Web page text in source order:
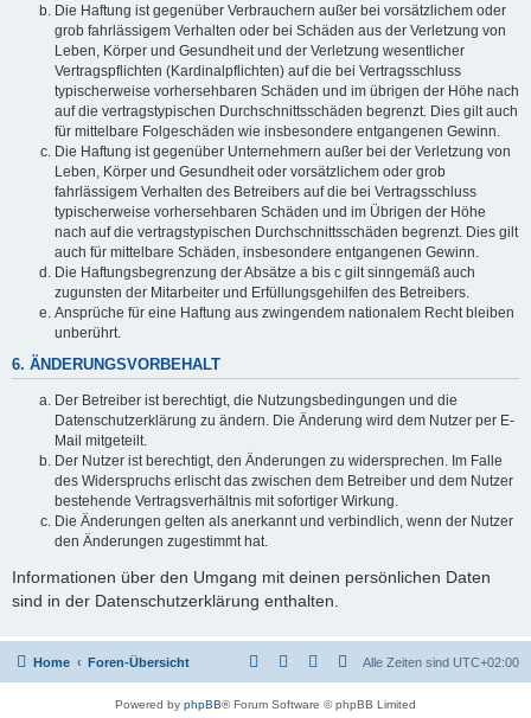
Die Haftung ist gegenüber Verbrauchern außer bei vorsätzlichem oder
grob fahrlässigem Verhalten oder bei Schäden aus der Verletzung von
Leben, Körper und Gesundheit und der Verletzung wesentlicher
Vertragspflichten (Kardinalpflichten) auf die bei Vertragsschluss
typischerweise vorhersehbaren Schäden und im übrigen der Höhe nach
auf die vertragstypischen Durchschnittsschäden begrenzt. Dies gilt auch
für mittelbare Folgeschäden wie insbesondere entgangenen Gewinn.
Die Haftung ist gegenüber Unternehmern außer bei der Verletzung von
Leben, Körper und Gesundheit oder vorsätzlichem oder grob
fahrlässigem Verhalten des Betreibers auf die bei Vertragsschluss
typischerweise vorhersehbaren Schäden und im Übrigen der Höhe
nach auf die vertragstypischen Durchschnittsschäden begrenzt. Dies gilt
auch für mittelbare Schäden, insbesondere entgangenen Gewinn.
Die Haftungsbegrenzung der Absätze a bis c gilt sinngemäß auch
zugunsten der Mitarbeiter und Erfüllungsgehilfen des Betreibers.
Ansprüche für eine Haftung aus zwingendem nationalem Recht bleiben
unberührt.
6. ÄNDERUNGSVORBEHALT
Der Betreiber ist berechtigt, die Nutzungsbedingungen und die
Datenschutzerklärung zu ändern. Die Änderung wird dem Nutzer per E-
Mail mitgeteilt.
Der Nutzer ist berechtigt, den Änderungen zu widersprechen. Im Falle
des Widerspruchs erlischt das zwischen dem Betreiber und dem Nutzer
bestehende Vertragsverhältnis mit sofortiger Wirkung.
Die Änderungen gelten als anerkannt und verbindlich, wenn der Nutzer
den Änderungen zugestimmt hat.
Informationen über den Umgang mit deinen persönlichen Daten
sind in der Datenschutzerklärung enthalten.
Home Foren-Übersicht Alle Zeiten sind UTC+02:00
Powered by phpBB® Forum Software © phpBB Limited